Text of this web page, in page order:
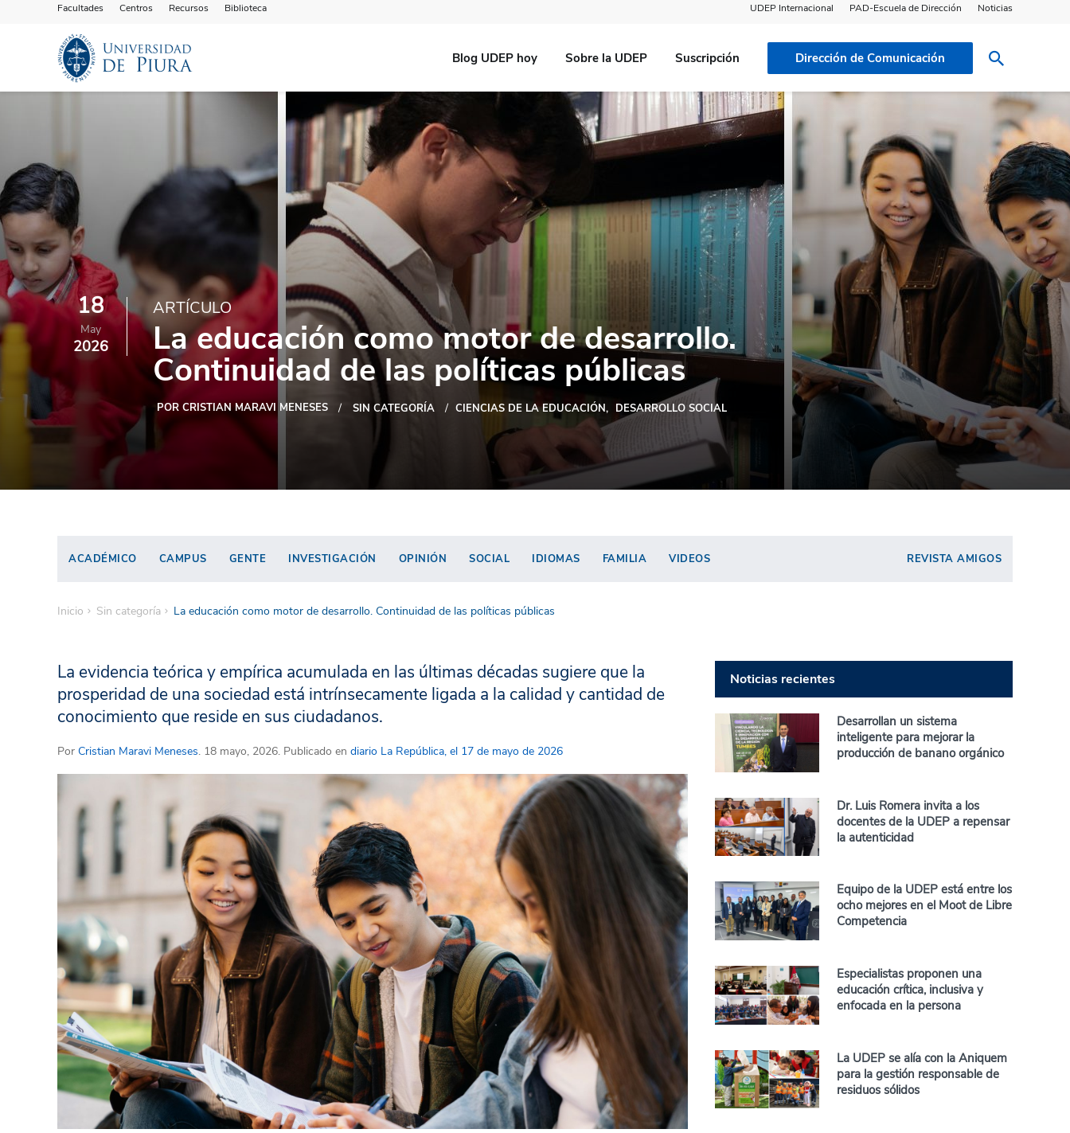
Facultades Centros Recursos Biblioteca UDEP Internacional PAD-Escuela de Dirección Noticias
Blog UDEP hoy Sobre la UDEP Suscripción Dirección de Comunicación
18
May
2026
ARTÍCULO
La educación como motor de desarrollo.
Continuidad de las políticas públicas
POR CRISTIAN MARAVI MENESES SIN CATEGORÍA CIENCIAS DE LA EDUCACIÓN DESARROLLO SOCIAL
ACADÉMICO CAMPUS GENTE INVESTIGACIÓN OPINIÓN SOCIAL IDIOMAS FAMILIA VIDEOS REVISTA AMIGOS
Inicio Sin categoría La educación como motor de desarrollo. Continuidad de las políticas públicas
La evidencia teórica y empírica acumulada en las últimas décadas sugiere que la
prosperidad de una sociedad está intrínsecamente ligada a la calidad y cantidad de
conocimiento que reside en sus ciudadanos.
Por Cristian Maravi Meneses. 18 mayo, 2026. Publicado en diario La República, el 17 de mayo de 2026
Noticias recientes
Desarrollan un sistema
inteligente para mejorar la
producción de banano orgánico
Dr. Luis Romera invita a los
docentes de la UDEP a repensar
la autenticidad
Equipo de la UDEP está entre los
ocho mejores en el Moot de Libre
Competencia
Especialistas proponen una
educación crítica, inclusiva y
enfocada en la persona
La UDEP se alía con la Aniquem
para la gestión responsable de
residuos sólidos